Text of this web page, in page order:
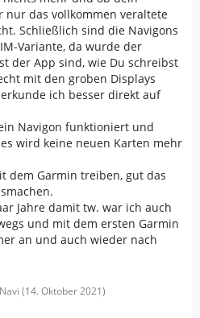
nur das vollkommen veraltete
Schließlich sind die Navigons
Variante, da wurde der
der App sind, wie Du schreibst
mit den groben Displays
ich besser direkt auf
Navigon funktioniert und
wird keine neuen Karten mehr
dem Garmin treiben, gut das
Jahre damit tw. war ich auch
und mit dem ersten Garmin
an und auch wieder nach
(14. Oktober 2021)